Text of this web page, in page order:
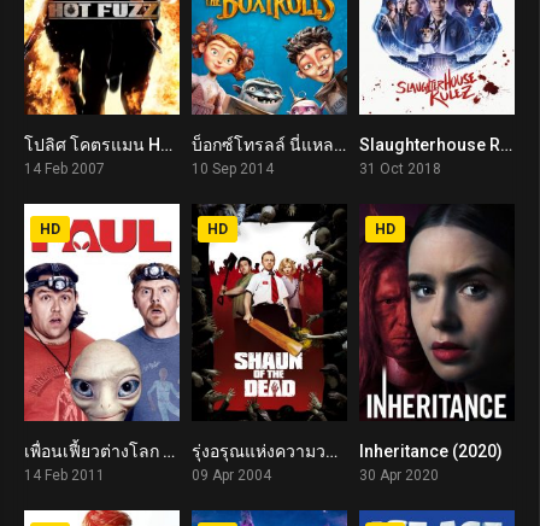
7.8
โปลิศ โคตรแมน Hot Fuzz (2007)
14 Feb 2007
6.8บ็อกซ์โทรลล์ นี่แหละ..มอนสเตอร์ The Boxtrolls (2014)
10 Sep 2014
5.3Slaughterhouse Rulez (2018)
31 Oct 2018
7.0
HD
เพื่อนเฟี้ยวต่างโลก Paul (2011)
14 Feb 2011
7.9
HD
รุ่งอรุณแห่งความวาย(ป่วง) Shaun of the Dead (2004)
09 Apr 2004
5.5
HD
Inheritance (2020)
30 Apr 2020